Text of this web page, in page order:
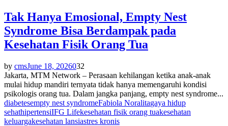
Tak Hanya Emosional, Empty Nest
Syndrome Bisa Berdampak pada
Kesehatan Fisik Orang Tua
by cmsJune 18, 2026032
Jakarta, MTM Network – Perasaan kehilangan ketika anak-anak
mulai hidup mandiri ternyata tidak hanya memengaruhi kondisi
psikologis orang tua. Dalam jangka panjang, empty nest syndrome...
diabetesempty nest syndromeFabiola Noralitagaya hidup
sehathipertensiIFG Lifekesehatan fisik orang tuakesehatan
keluargakesehatan lansiastres kronis